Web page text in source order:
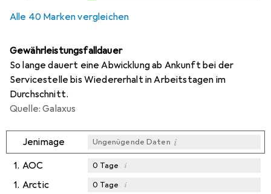
Alle 40 Marken vergleichen
Gewährleistungsfalldauer
So lange dauert eine Abwicklung ab Ankunft bei der
Servicestelle bis Wiedererhalt in Arbeitstagen im
Durchschnitt.
Quelle: Galaxus
Jenimage Ungenügende Daten i
1. AOC 0 Tage i
1. Arctic 0 Tage i